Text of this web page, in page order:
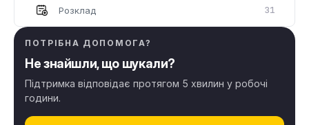
Розклад 31
Клієнти
Онлайн-запис 38
Фінанси & Заробітна плата 45
ПОТРІБНА ДОПОМОГА?
Не знайшли, що шукали?
Підтримка відповідає протягом 5 хвилин у робочі
години.